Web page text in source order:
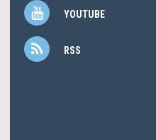
YOUTUBE
RSS